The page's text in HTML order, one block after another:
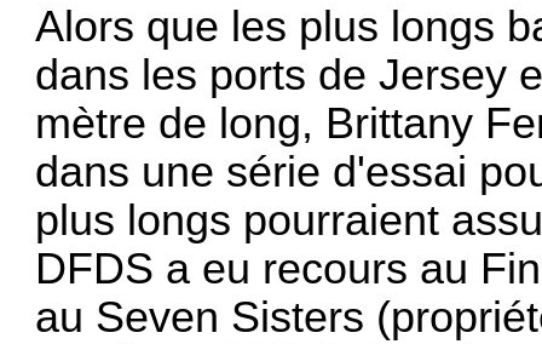
Alors que les plus longs
dans les ports de Jersey
mètre de long, Brittany
dans une série d'essai
plus longs pourraient
DFDS a eu recours au
au Seven Sisters